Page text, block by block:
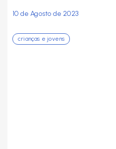
10 de Agosto de 2023
crianças e jovens